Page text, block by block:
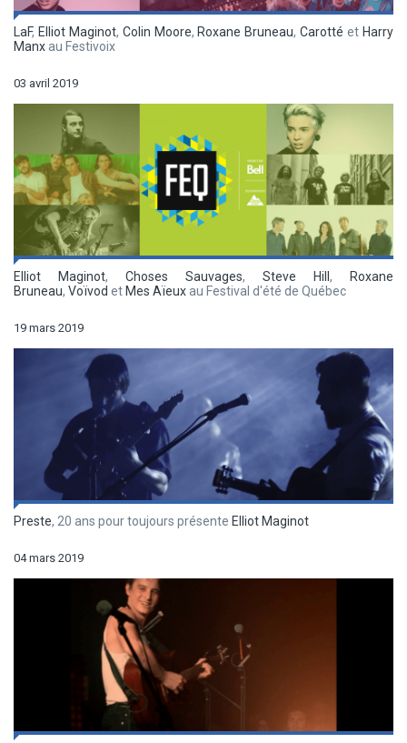
LaF, Elliot Maginot, Colin Moore, Roxane Bruneau,Carotté et Harry
Manx au Festivoix
03 avril 2019
Elliot Maginot, Choses Sauvages, Steve Hill ,
Roxane
Bruneau, Voïvod et Mes Aïeux au Festival d'été de Québec
19 mars 2019
Preste, 20 ans pour toujours présente Elliot Maginot
04 mars 2019